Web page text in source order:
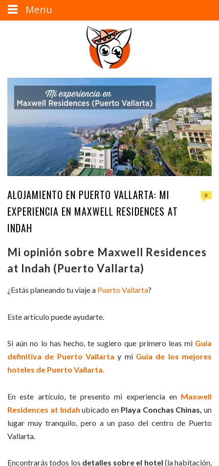
ALOJAMIENTO EN PUERTO VALLARTA: MI
EXPERIENCIA EN MAXWELL RESIDENCES AT
INDAH
0
Mi opinión sobre Maxwell Residences
at Indah (Puerto Vallarta)
¿Estás planeando tu viaje a Puerto Vallarta?
Este artículo puede ayudarte.
Si aún no lo has hecho, te sugiero que primero leas mi Guía
definitiva de Puerto Vallarta y mi Guía de los mejores
hoteles de Puerto Vallarta.
En este artículo, te presento mi experiencia en Maxwell
Residences at Indah ubicado en Playa Conchas Chinas, un
lugar muy tranquilo, pero a un paso del centro de Puerto
Vallarta.
Encontrarás todos los detalles sobre el hotel (la habitación,
Menu